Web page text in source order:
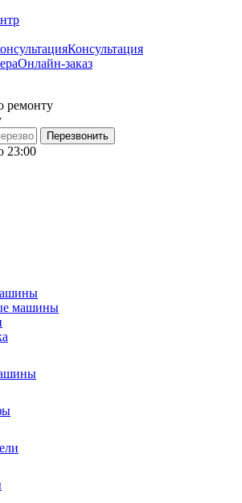
Консультация
Онлайн-заказ
ремонту
Перезвонить
23:00
машины